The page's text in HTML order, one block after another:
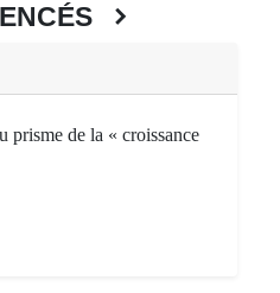
prisme de la « croissance